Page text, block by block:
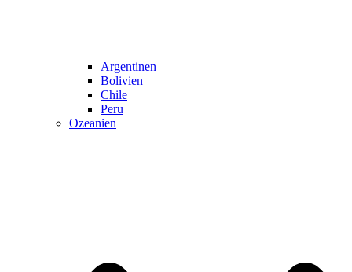
Argentinen
Bolivien
Chile
Peru
Ozeanien